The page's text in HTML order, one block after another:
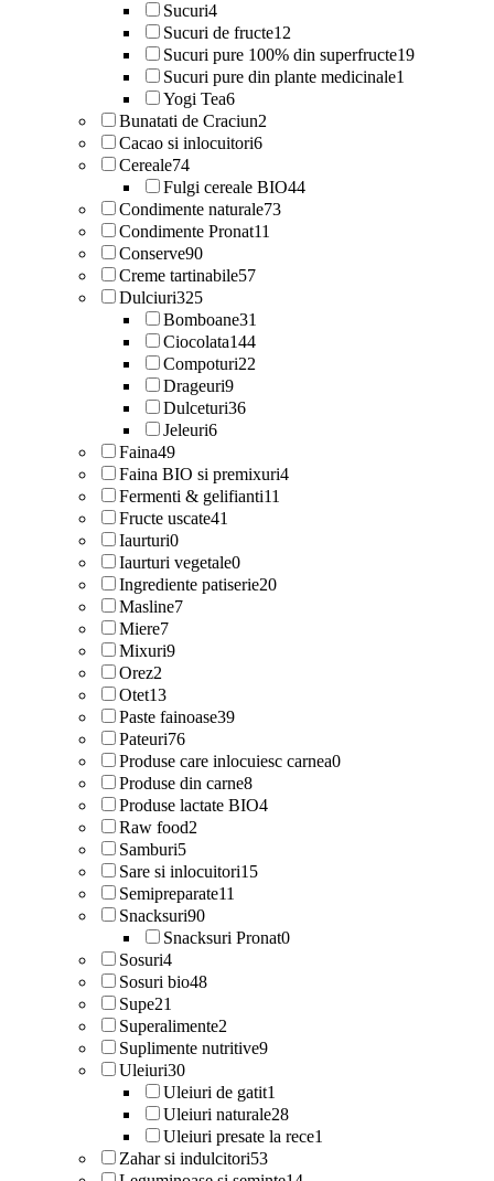
Sucuri4
Sucuri de fructe12
Sucuri pure 100% din superfructe19
Sucuri pure din plante medicinale1
Yogi Tea6
Bunatati de Craciun2
Cacao si inlocuitori6
Cereale74
Fulgi cereale BIO44
Condimente naturale73
Condimente Pronat11
Conserve90
Creme tartinabile57
Dulciuri325
Bomboane31
Ciocolata144
Compoturi22
Drageuri9
Dulceturi36
Jeleuri6
Faina49
Faina BIO si premixuri4
Fermenti & gelifianti11
Fructe uscate41
Iaurturi0
Iaurturi vegetale0
Ingrediente patiserie20
Masline7
Miere7
Mixuri9
Orez2
Otet13
Paste fainoase39
Pateuri76
Produse care inlocuiesc carnea0
Produse din carne8
Produse lactate BIO4
Raw food2
Samburi5
Sare si inlocuitori15
Semipreparate11
Snacksuri90
Snacksuri Pronat0
Sosuri4
Sosuri bio48
Supe21
Superalimente2
Suplimente nutritive9
Uleiuri30
Uleiuri de gatit1
Uleiuri naturale28
Uleiuri presate la rece1
Zahar si indulcitori53